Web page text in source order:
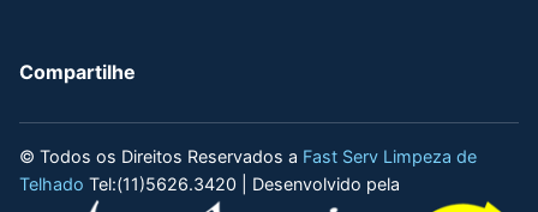
Compartilhe
© Todos os Direitos Reservados a Fast Serv Limpeza de
Telhado Tel:(11)5626.3420 | Desenvolvido pela